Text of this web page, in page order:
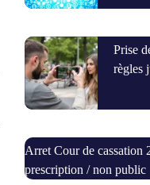
Prise
règles
Arret Cour de
prescription / non public